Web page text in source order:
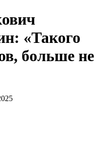
«Такого
больше не